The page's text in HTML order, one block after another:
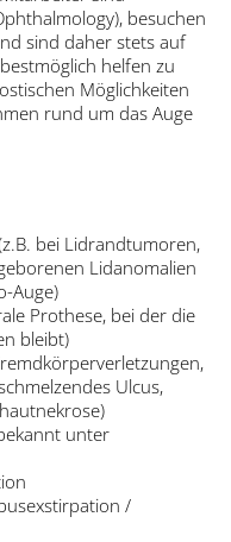
besuchen
sind daher stets auf
helfen zu
Möglichkeiten
rund um das Auge
bei Lidrandtumoren,
Lidanomalien
Auge)
Prothese, bei der die
bleibt)
Ulcus,
unter
/